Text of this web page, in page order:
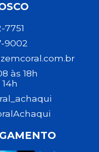
7751
9002
às 18h